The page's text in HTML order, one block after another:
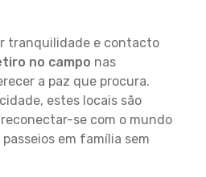
tranquilidade e contacto
no campo nas
a paz que procura.
estes locais são
se com o mundo
em família sem